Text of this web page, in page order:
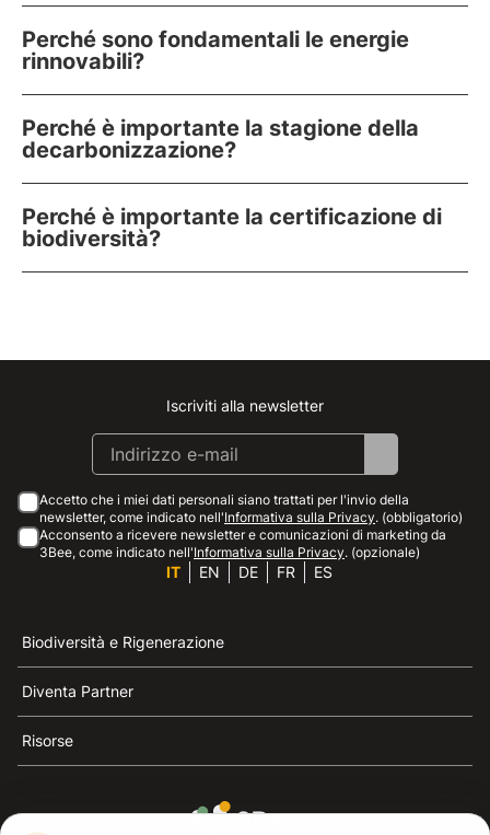
Perché sono fondamentali le energie
rinnovabili?
Perché è importante la stagione della
decarbonizzazione?
Perché è importante la certificazione di
biodiversità?
Instagram
Facebook
Linkedin
Youtube
Iscriviti alla newsletter
Accetto che i miei dati personali siano trattati per l'invio della
newsletter, come indicato nell'Informativa sulla Privacy. (obbligatorio)
Acconsento a ricevere newsletter e comunicazioni di marketing da
3Bee, come indicato nell'Informativa sulla Privacy. (opzionale)
IT EN DE FR ES
Biodiversità e Rigenerazione
Diventa Partner
Risorse